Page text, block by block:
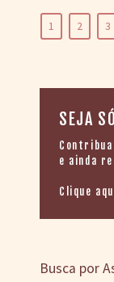
SEJA
Contribua
e ainda
Clique
Busca por
1 2 3